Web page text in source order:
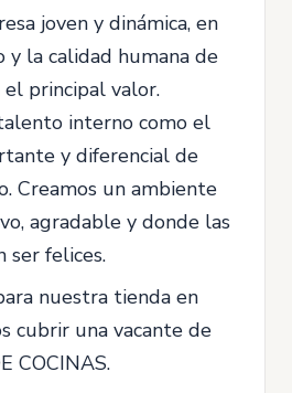
joven y dinámica, en
la calidad humana de
el principal valor.
interno como el
y diferencial de
Creamos un ambiente
agradable y donde las
ser felices.
nuestra tienda en
cubrir una vacante de
COCINAS.